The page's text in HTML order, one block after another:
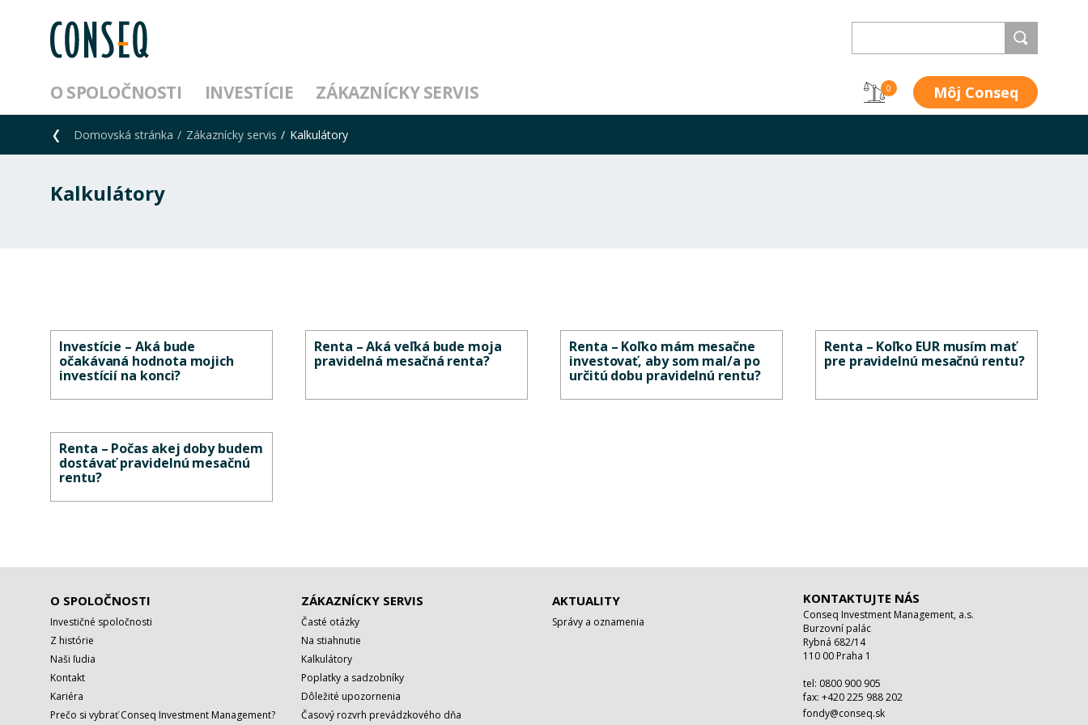
O SPOLOČNOSTI INVESTÍCIE ZÁKAZNÍCKY SERVIS 0 Môj Conseq
Domovská stránka Zákaznícky servis Kalkulátory
Kalkulátory
Investície – Aká bude
očakávaná hodnota mojich
investícií na konci?
Renta – Aká veľká bude moja
pravidelná mesačná renta?
Renta – Koľko mám mesačne
investovať, aby som mal/a po
určitú dobu pravidelnú rentu?
Renta – Koľko EUR musím mať
pre pravidelnú mesačnú rentu?
Renta – Počas akej doby budem
dostávať pravidelnú mesačnú
rentu?
O SPOLOČNOSTI
Investičné spoločnosti
Z histórie
Naši ľudia
Kontakt
Kariéra
Prečo si vybrať Conseq Investment Management?
ZÁKAZNÍCKY SERVIS
Časté otázky
Na stiahnutie
Kalkulátory
Poplatky a sadzobníky
Dôležité upozornenia
Časový rozvrh prevádzkového dňa
AKTUALITY
Správy a oznamenia
KONTAKTUJTE NÁS
Conseq Investment Management, a.s.
Burzovní palác
Rybná 682/14
110 00 Praha 1
tel: 0800 900 905
fax: +420 225 988 202
fondy@conseq.sk